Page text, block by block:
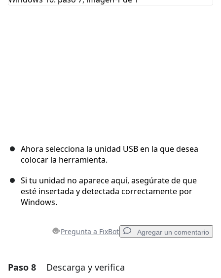
Ahora selecciona la unidad USB en la que desea
colocar la herramienta.
Si tu unidad no aparece aquí, asegúrate de que
esté insertada y detectada correctamente por
Windows.
Pregunta a FixBot Agregar un comentario
Agregar un comentario
Paso 8 Descarga y verifica